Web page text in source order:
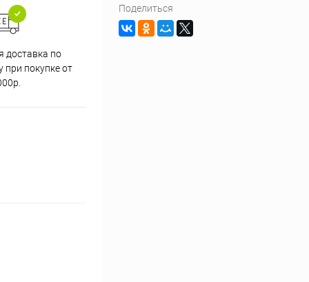
доставка по
при покупке от
Поделиться